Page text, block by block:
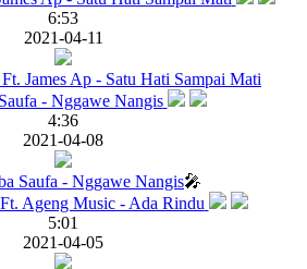
6:53
2021-04-11
James Ap - Satu Hati Sampai Mati
4:36
2021-04-08
Saufa - Nggawe Nangis🎤
5:01
2021-04-05